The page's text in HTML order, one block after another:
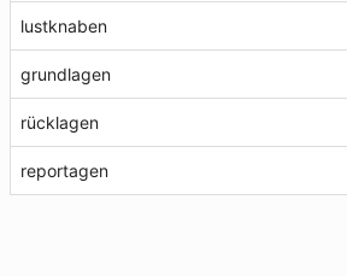
lustknaben
grundlagen
rücklagen
reportagen